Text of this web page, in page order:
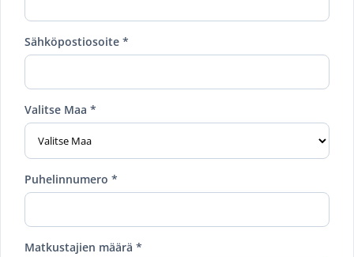
Sähköpostiosoite *
Valitse Maa *
Puhelinnumero *
Matkustajien määrä *